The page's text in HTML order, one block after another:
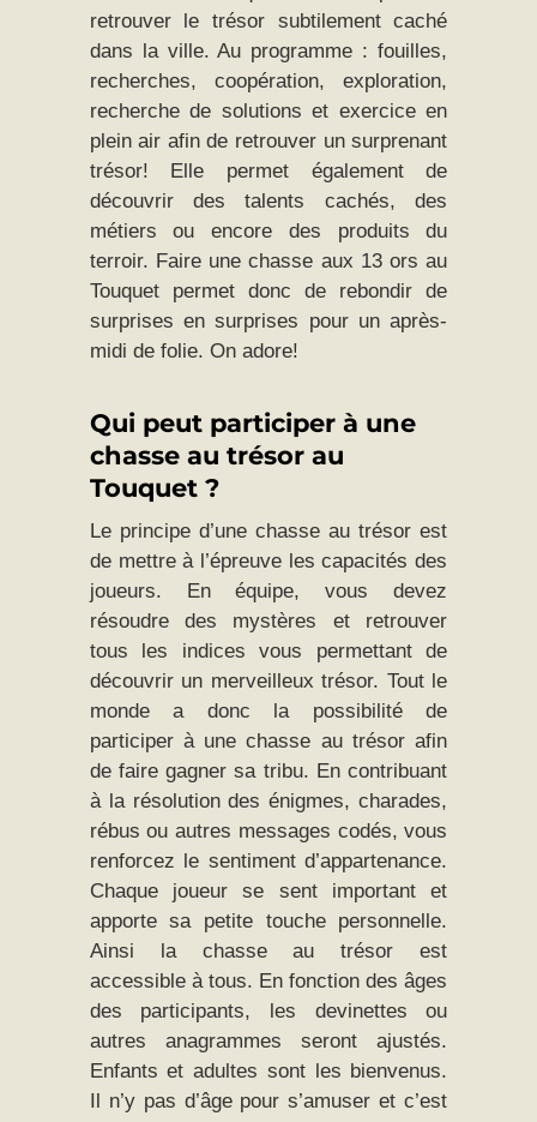
retrouver le trésor subtilement caché
dans la ville. Au programme : fouilles,
recherches, coopération, exploration,
recherche de solutions et exercice en
plein air afin de retrouver un surprenant
trésor! Elle permet également de
découvrir des talents cachés, des
métiers ou encore des produits du
terroir. Faire une chasse aux 13 ors au
Touquet permet donc de rebondir de
surprises en surprises pour un après-
midi de folie. On adore!
Qui peut participer à une
chasse au trésor au
Touquet ?
Le principe d’une chasse au trésor est
de mettre à l’épreuve les capacités des
joueurs. En équipe, vous devez
résoudre des mystères et retrouver
tous les indices vous permettant de
découvrir un merveilleux trésor. Tout le
monde a donc la possibilité de
participer à une chasse au trésor afin
de faire gagner sa tribu. En contribuant
à la résolution des énigmes, charades,
rébus ou autres messages codés, vous
renforcez le sentiment d’appartenance.
Chaque joueur se sent important et
apporte sa petite touche personnelle.
Ainsi la chasse au trésor est
accessible à tous. En fonction des âges
des participants, les devinettes ou
autres anagrammes seront ajustés.
Enfants et adultes sont les bienvenus.
Il n’y pas d’âge pour s’amuser et c’est